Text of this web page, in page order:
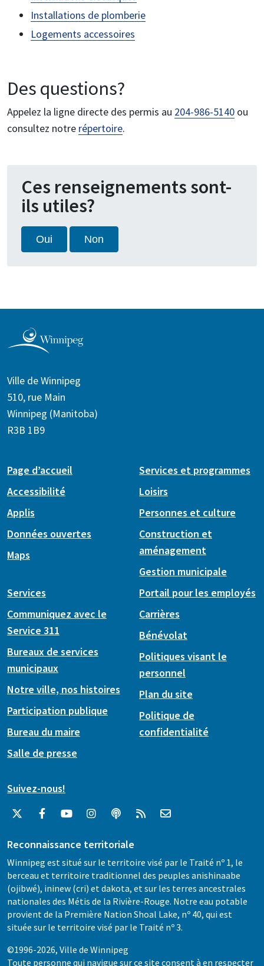
Installations de plomberie
Logements accessoires
Des questions?
Appelez la ligne directe des permis au 204-986-5140 ou
consultez notre répertoire.
Ces renseignements sont-
ils utiles?
Oui Non
Ville de Winnipeg
510, rue Main
Winnipeg (Manitoba)
R3B 1B9
Page d’accueil
Accessibilité
Applis
Données ouvertes
Maps
Services et programmes
Loisirs
Personnes et culture
Construction et
aménagement
Gestion municipale
Services
Communiquez avec le
Service 311
Bureaux de services
municipaux
Notre ville, nos histoires
Participation publique
Bureau du maire
Salle de presse
Portail pour les employés
Carrières
Bénévolat
Politiques visant le
personnel
Plan du site
Politique de
confidentialité
Suivez-nous!
Reconnaissance territoriale
Winnipeg est situé sur le territoire visé par le Traité nº 1, le
berceau et territoire traditionnel des peuples anishinaabe
(ojibwé), ininew (cri) et dakota, et sur les terres ancestrales
nationales des Métis de la Rivière-Rouge. Notre eau potable
provient de la Première Nation Shoal Lake, nº 40, qui est
située sur le territoire visé par le Traité nº 3.
©1996-2026, Ville de Winnipeg
Toute personne qui navigue sur ce site consent à en respecter